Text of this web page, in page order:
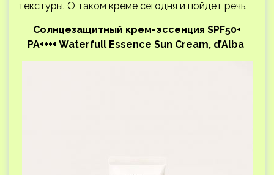
текстуры. О таком креме сегодня и пойдет речь.
Солнцезащитный крем-эссенция SPF50+
PA++++ Waterfull Essence Sun Cream, d’Alba